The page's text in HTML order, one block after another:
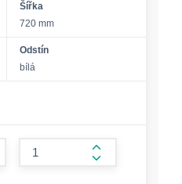
Šířka
720 mm
Odstín
bílá
form.increase-